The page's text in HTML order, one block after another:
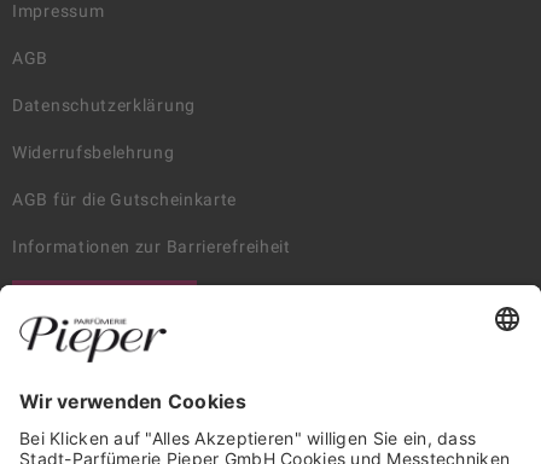
Impressum
AGB
Datenschutzerklärung
Widerrufsbelehrung
AGB für die Gutscheinkarte
Informationen zur Barrierefreiheit